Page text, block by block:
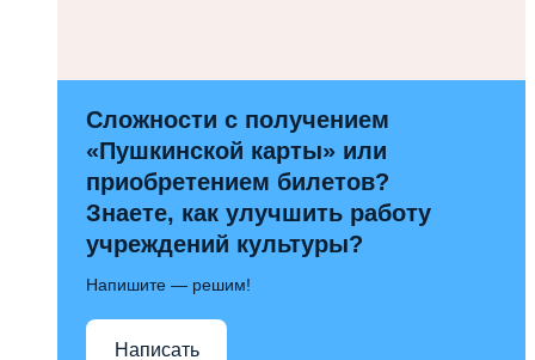
Сложности с получением
«Пушкинской карты» или
приобретением билетов?
Знаете, как улучшить работу
учреждений культуры?
Напишите — решим!
Написать